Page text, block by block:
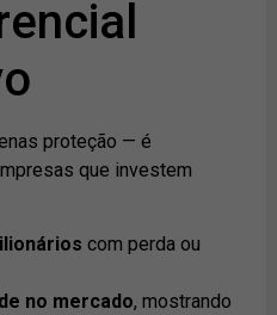
proteção — é
que investem
com perda ou
no mercado, mostrando